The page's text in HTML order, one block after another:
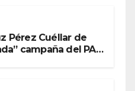
Pérez Cuéllar de
campaña del PAN